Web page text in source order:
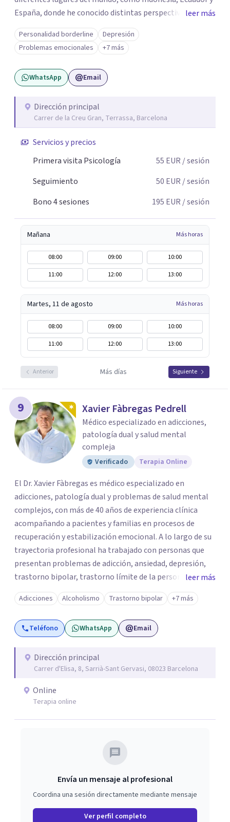
España, donde he conocido distintas perspectivas,
técnicas y herramientas de intervención. Esta formación
internacional me permite ofrecer una mirada integral de
la persona, adaptando cada proceso a las necesidades,
características y objetivos de quien tengo delante.
Combino conocimientos de la psicología clínica, la salud
dificultades, sino también las capacidades y recursos de
cada persona. Mi objetivo es crear un espacio de confianza
sentirse escuchado, comprendido y apoyado en su
proceso de crecimiento y bienestar.
leer más
Personalidad borderline
Depresión
Problemas emocionales
+7 más
WhatsApp Email
Dirección principal
Carrer de la Creu Gran, Terrassa, Barcelona
Servicios y precios
Primera visita Psicología
55 EUR / sesión
Seguimiento
50 EUR / sesión
Bono 4 sesiones
195 EUR / sesión
Mañana Más horas
08:00 09:00
10:00
11:00
12:00 13:00
Martes, 11 de agosto Más horas
08:00 09:00
10:00
11:00
12:00 13:00
Anterior Más días Siguiente
9 Xavier Fàbregas Pedrell
Médico especializado en adicciones,
patología dual y salud mental
compleja
Verificado Terapia Online
El Dr. Xavier Fàbregas es médico especializado en
adicciones, patología dual y problemas de salud mental
complejos, con más de 40 años de experiencia clínica
acompañando a pacientes y familias en procesos de
recuperación y estabilización emocional. A lo largo de su
trayectoria profesional ha trabajado con personas que
presentan problemas de adicción, ansiedad, depresión,
trastorno bipolar, trastorno límite de la personalidad
(TLP), TDAH en adultos, trastornos del espectro autista
(TEA) y otras dificultades emocionales complejas que
afectan profundamente la vida personal, familiar y social.
Es director médico y cofundador de Mas Ferriol, un centro
adicciones fundado en 2005, con centro de ingreso
terapéutico en Girona y atención ambulatoria en
leer más
Adicciones Alcoholismo Trastorno bipolar +7 más
Teléfono WhatsApp Email
Dirección principal
Carrer d'Elisa, 8, Sarrià-Sant Gervasi, 08023 Barcelona
Online
Terapia online
Envía un mensaje al profesional
Coordina una sesión directamente mediante mensaje
Ver perfil completo